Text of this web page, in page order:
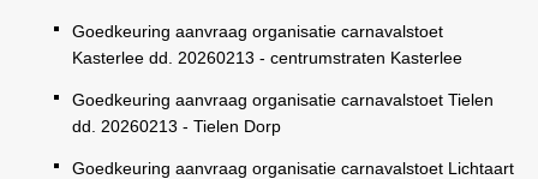
Goedkeuring aanvraag organisatie carnavalstoet
Kasterlee dd. 20260213 - centrumstraten Kasterlee
Goedkeuring aanvraag organisatie carnavalstoet Tielen
dd. 20260213 - Tielen Dorp
Goedkeuring aanvraag organisatie carnavalstoet Lichtaart